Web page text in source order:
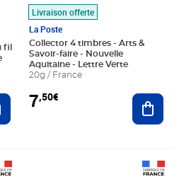
fil
au panier
Livraison offerte
La Poste
Collector 4 timbres - Arts &
Savoir-faire - Nouvelle
Aquitaine - Lettre Verte
20g / France
7,50€